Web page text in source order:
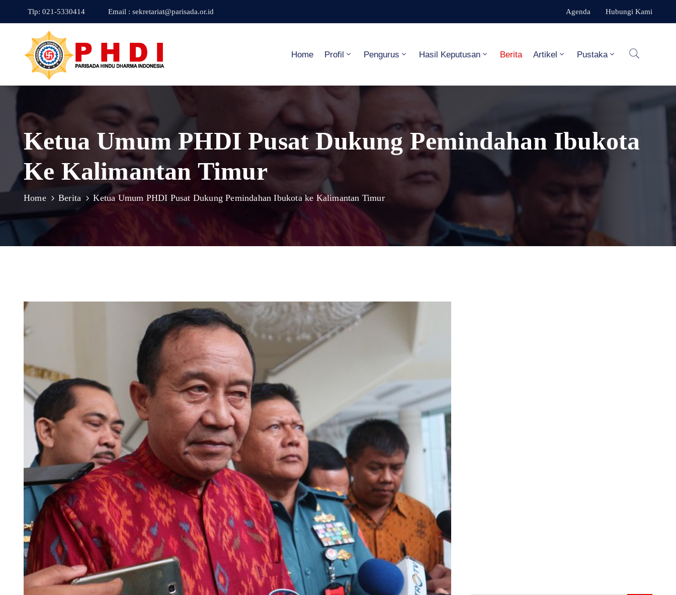
Tlp: 021-5330414 Email : sekretariat@parisada.or.id Agenda Hubungi Kami
Home Profil Pengurus Hasil Keputusan Berita Artikel Pustaka
Ketua Umum PHDI Pusat Dukung Pemindahan Ibukota
Ke Kalimantan Timur
Home Berita Ketua Umum PHDI Pusat Dukung Pemindahan Ibukota ke Kalimantan Timur